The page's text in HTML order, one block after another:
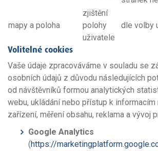
mapy a poloha
zjištění
polohy
uživatele
dle volby
Volitelné cookies
Vaše údaje zpracováváme v souladu se
osobních údajů z důvodu následujících
od návštěvníků formou analytických
webu, ukládání nebo přístup k informacím
zařízení, měření obsahu, reklama a vývoj
Google Analytics
(https://